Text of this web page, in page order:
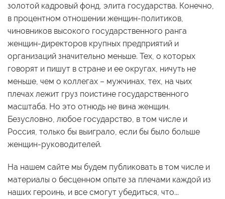
золотой кадровый фонд, элита государства. Конечно,
в процентном отношении женщин-политиков,
чиновников высокого государственного ранга
женщин-директоров крупных предприятий и
организаций значительно меньше. Тех, о которых
говорят и пишут в стране и ее округах, ничуть не
меньше, чем о коллегах – мужчинах, тех, на чьих
плечах лежит груз поистине государственного
масштаба. Но это отнюдь не вина женщин.
Безусловно, любое государство, в том числе и
Россия, только бы выиграло, если бы было больше
женщин-руководителей.
На нашем сайте мы будем публиковать в том числе и
материалы о бесценном опыте за плечами каждой из
наших героинь, и все смогут убедиться, что...